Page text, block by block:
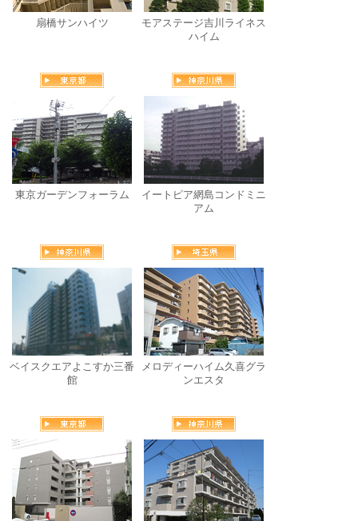
扇橋サンハイツ
モアステージ吉川ライネス
ハイム
東京ガーデンフォーラム
イートピア網島コンドミニ
アム
ベイスクエアよこすか三番
館
メロディーハイム久喜グラ
ンエスタ